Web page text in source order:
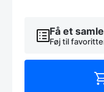
størrelser
antal
Få et
Føj til